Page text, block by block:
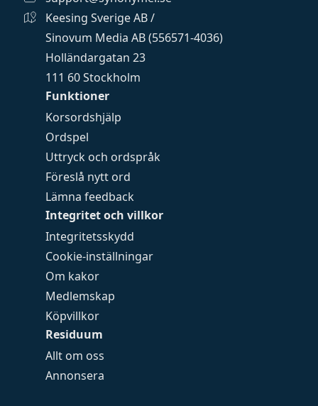
Funktioner
Korsordshjälp
Ordspel
Uttryck och ordspråk
Föreslå nytt ord
Lämna feedback
Integritet och villkor
Integritetsskydd
Cookie-inställningar
Om kakor
Medlemskap
Köpvillkor
Residuum
Allt om oss
Annonsera
Keesing Sverige AB /
Sinovum Media AB (556571-4036)
Holländargatan 23
111 60 Stockholm